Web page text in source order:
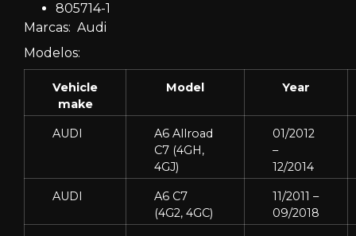
805714-1
Marcas: Audi
Modelos:
Vehicle
make
Model Year
AUDI
A6 Allroad
C7 (4GH,
4GJ)
01/2012
–
12/2014
AUDI
A6 C7
(4G2, 4GC)
11/2011 –
09/2018